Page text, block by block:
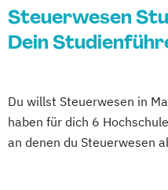
Steuerwesen
Dein
Du willst Steuerwesen in
haben für dich 6
an denen du Steuerwesen